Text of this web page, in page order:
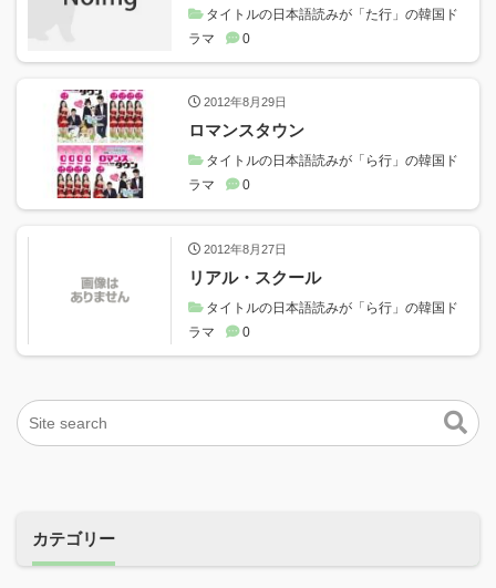
タイトルの日本語読みが「た行」の韓国ド
ラマ
0
2012年8月29日
ロマンスタウン
タイトルの日本語読みが「ら行」の韓国ド
ラマ
0
2012年8月27日
リアル・スクール
タイトルの日本語読みが「ら行」の韓国ド
ラマ
0
カテゴリー